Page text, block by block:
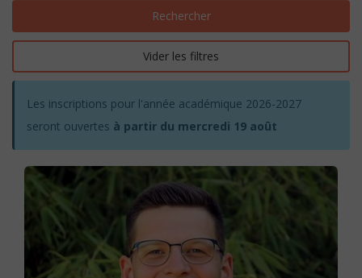
Rechercher
Vider les filtres
Les inscriptions pour l'année académique 2026-2027
seront ouvertes à partir du mercredi 19 août